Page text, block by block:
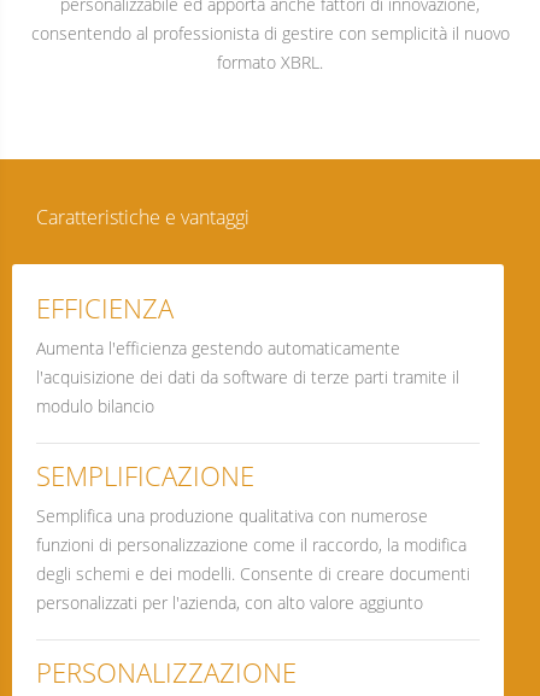
consentendo al professionista di gestire con semplicità il nuovo
formato XBRL.
Caratteristiche e vantaggi
EFFICIENZA
Aumenta l'efficienza gestendo automaticamente
l'acquisizione dei dati da software di terze parti tramite il
modulo bilancio
SEMPLIFICAZIONE
Semplifica una produzione qualitativa con numerose
funzioni di personalizzazione come il raccordo, la modifica
degli schemi e dei modelli. Consente di creare documenti
personalizzati per l'azienda, con alto valore aggiunto
PERSONALIZZAZIONE